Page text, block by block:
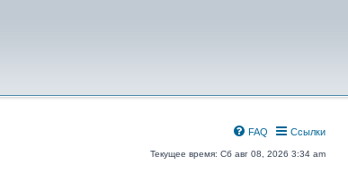
Ссылки
FAQ
Текущее время: Сб авг 08, 2026 3:34 am